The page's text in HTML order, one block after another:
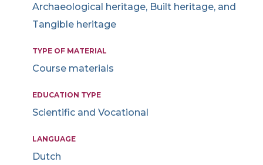
Archaeological heritage, Built heritage, and
Tangible heritage
TYPE OF MATERIAL
Course materials
EDUCATION TYPE
Scientific and Vocational
LANGUAGE
Dutch